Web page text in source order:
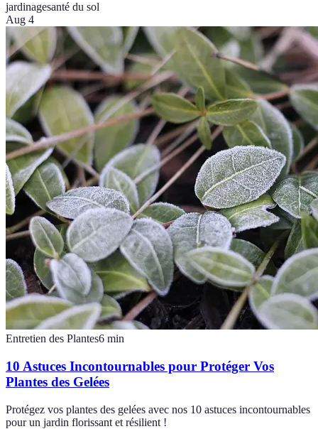
jardinagesanté du sol
Aug 4
Entretien des Plantes6 min
10 Astuces Incontournables pour Protéger Vos
Plantes des Gelées
Protégez vos plantes des gelées avec nos 10 astuces incontournables
pour un jardin florissant et résilient !